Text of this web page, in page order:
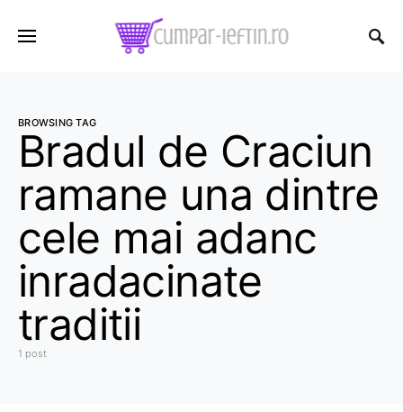
BROWSING TAG
Bradul de Craciun
ramane una dintre
cele mai adanc
inradacinate
traditii
1 post